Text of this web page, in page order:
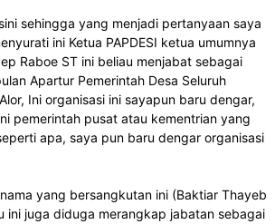
sehingga yang menjadi pertanyaan saya
ini Ketua PAPDESI ketua umumnya
Raboe ST ini beliau menjabat sebagai
Apartur Pemerintah Desa Seluruh
Ini organisasi ini sayapun baru dengar,
pemerintah pusat atau kementrian yang
apa, saya pun baru dengar organisasi
yang bersangkutan ini (Baktiar Thayeb
ini juga diduga merangkap jabatan sebagai